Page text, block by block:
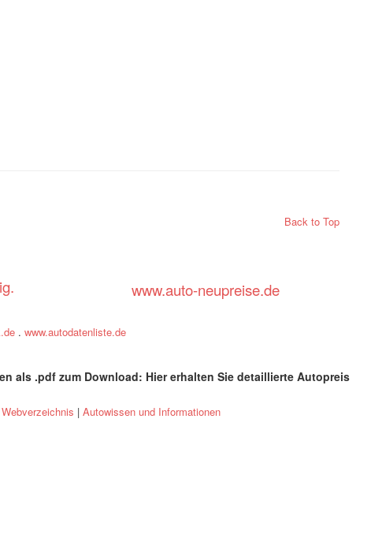
Back to Top
www.auto-neupreise.de
. www.autodatenliste.de
als .pdf zum Download: Hier erhalten Sie detaillierte Autopreis
and prices
Webverzeichnis | Autowissen und Informationen